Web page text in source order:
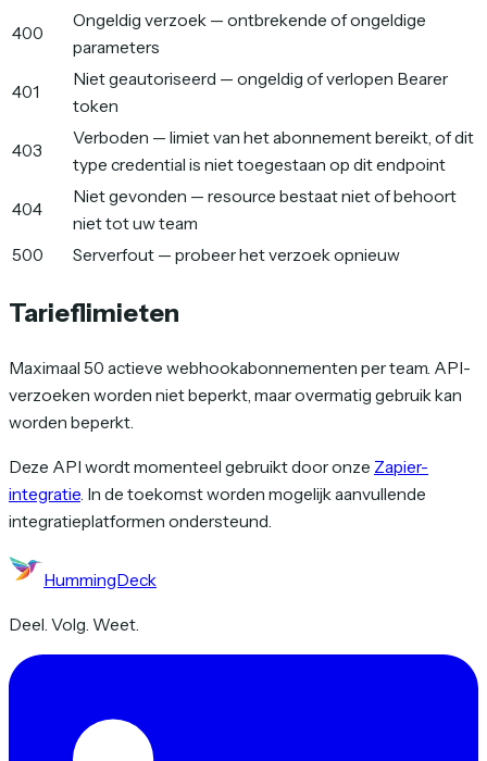
400
Ongeldig verzoek — ontbrekende of ongeldige
parameters
401
Niet geautoriseerd — ongeldig of verlopen Bearer
token
403
Verboden — limiet van het abonnement bereikt, of dit
type credential is niet toegestaan op dit endpoint
404
Niet gevonden — resource bestaat niet of behoort
niet tot uw team
500
Serverfout — probeer het verzoek opnieuw
Tarieflimieten
Maximaal 50 actieve webhookabonnementen per team. API-
verzoeken worden niet beperkt, maar overmatig gebruik kan
worden beperkt.
Deze API wordt momenteel gebruikt door onze Zapier-
integratie. In de toekomst worden mogelijk aanvullende
integratieplatformen ondersteund.
HummingDeck
Deel. Volg. Weet.